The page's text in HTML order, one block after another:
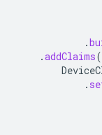
.
.addClaims(
.